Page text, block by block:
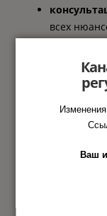
всех
оформить
Этапы
Изменения
Ваш